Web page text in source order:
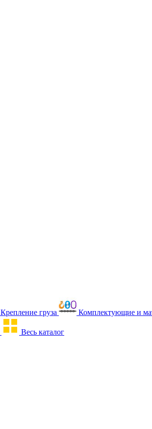
Крепление груза Комплектующие и
Весь каталог